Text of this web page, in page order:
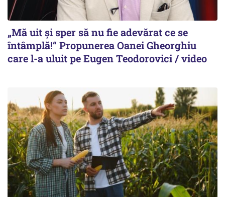
„Mă uit și sper să nu fie adevărat ce se
întâmplă!“ Propunerea Oanei Gheorghiu
care l-a uluit pe Eugen Teodorovici / video